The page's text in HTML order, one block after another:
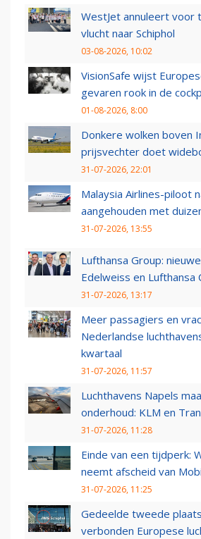
WestJet annuleert voor
vlucht naar Schiphol
03-08-2026, 10:02
VisionSafe wijst
gevaren rook in de
01-08-2026, 8:00
Donkere wolken boven
prijsvechter doet
31-07-2026, 22:01
Malaysia Airlines-piloot
aangehouden met
31-07-2026, 13:55
Lufthansa Group:
Edelweiss en Lufthansa
31-07-2026, 13:17
Meer passagiers en
Nederlandse
kwartaal
31-07-2026, 11:57
Luchthavens Napels
onderhoud: KLM en
31-07-2026, 11:28
Einde van een tijdperk:
neemt afscheid van
31-07-2026, 11:25
Gedeelde tweede
verbonden Europese